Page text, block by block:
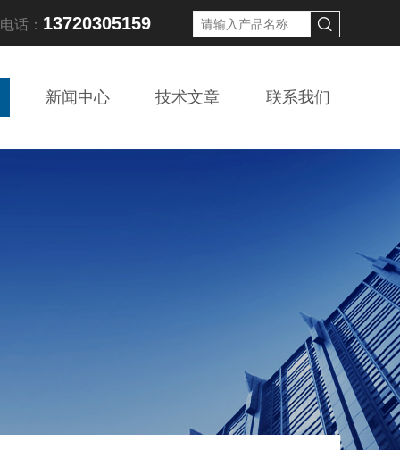
话： 13720305159
新闻中心 技术文章 联系我们